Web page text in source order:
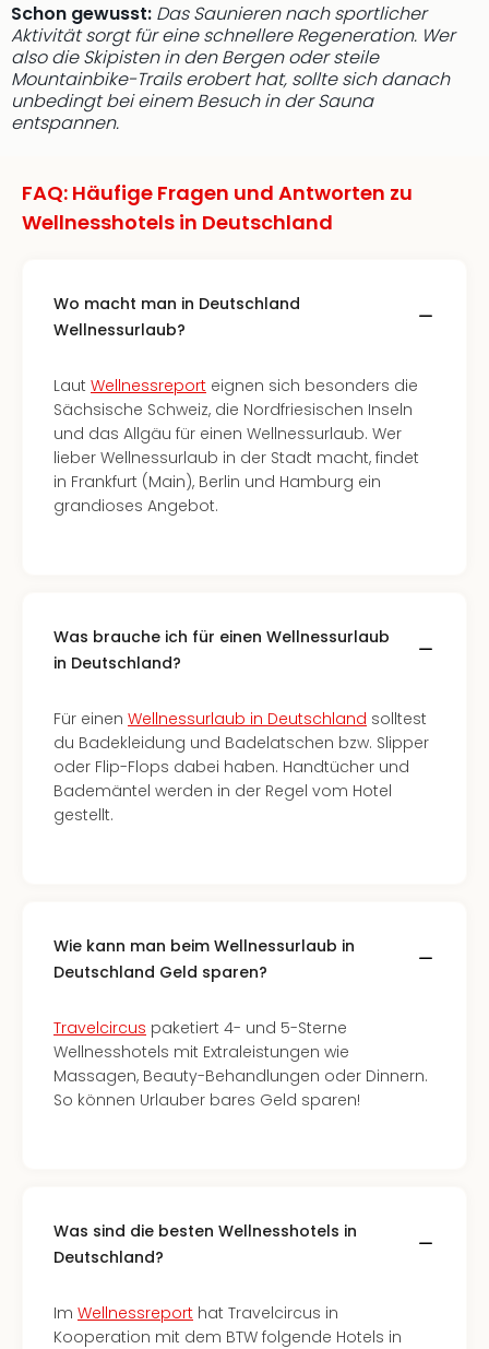
Schon gewusst: Das Saunieren nach sportlicher
Aktivität sorgt für eine schnellere Regeneration. Wer
also die Skipisten in den Bergen oder steile
Mountainbike-Trails erobert hat, sollte sich danach
unbedingt bei einem Besuch in der Sauna
entspannen.
FAQ: Häufige Fragen und Antworten zu
Wellnesshotels in Deutschland
Wo macht man in Deutschland
Wellnessurlaub?
Laut Wellnessreport eignen sich besonders die
Sächsische Schweiz, die Nordfriesischen Inseln
und das Allgäu für einen Wellnessurlaub. Wer
lieber Wellnessurlaub in der Stadt macht, findet
in Frankfurt (Main), Berlin und Hamburg ein
grandioses Angebot.
Was brauche ich für einen Wellnessurlaub
in Deutschland?
Für einen Wellnessurlaub in Deutschland solltest
du Badekleidung und Badelatschen bzw. Slipper
oder Flip-Flops dabei haben. Handtücher und
Bademäntel werden in der Regel vom Hotel
gestellt.
Wie kann man beim Wellnessurlaub in
Deutschland Geld sparen?
Travelcircus paketiert 4- und 5-Sterne
Wellnesshotels mit Extraleistungen wie
Massagen, Beauty-Behandlungen oder Dinnern.
So können Urlauber bares Geld sparen!
Was sind die besten Wellnesshotels in
Deutschland?
Im Wellnessreport hat Travelcircus in
Kooperation mit dem BTW folgende Hotels in